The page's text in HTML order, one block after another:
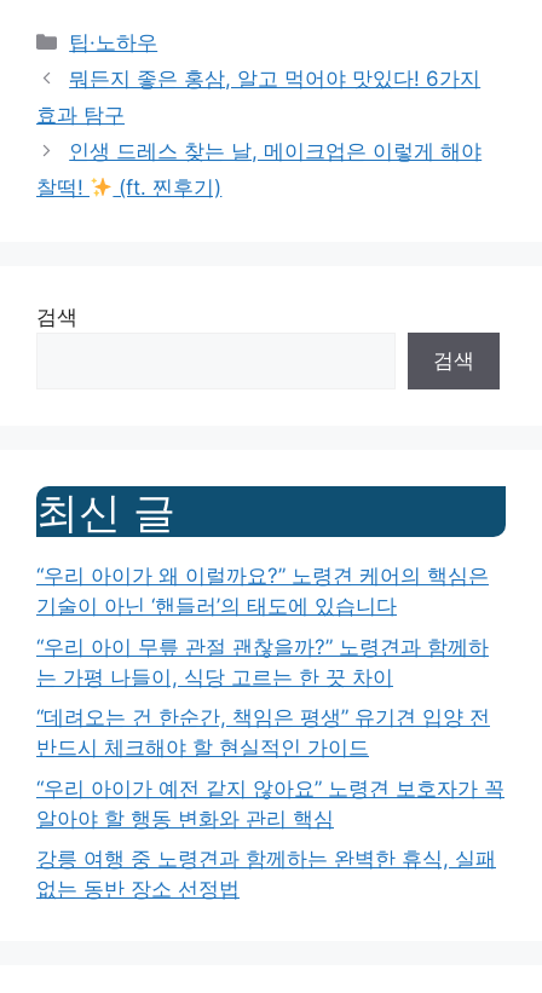
Categories
팁·노하우
뭐든지 좋은 홍삼, 알고 먹어야 맛있다! 6가지
효과 탐구
인생 드레스 찾는 날, 메이크업은 이렇게 해야
찰떡!
(ft. 찐후기)
검색
검색
최신 글
“우리 아이가 왜 이럴까요?” 노령견 케어의 핵심은
기술이 아닌 ‘핸들러’의 태도에 있습니다
“우리 아이 무릎 관절 괜찮을까?” 노령견과 함께하
는 가평 나들이, 식당 고르는 한 끗 차이
“데려오는 건 한순간, 책임은 평생” 유기견 입양 전
반드시 체크해야 할 현실적인 가이드
“우리 아이가 예전 같지 않아요” 노령견 보호자가 꼭
알아야 할 행동 변화와 관리 핵심
강릉 여행 중 노령견과 함께하는 완벽한 휴식, 실패
없는 동반 장소 선정법